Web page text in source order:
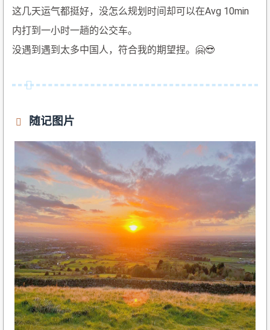
这几天运气都挺好，没怎么规划时间却可以在Avg 10min
内打到一小时一趟的公交车。
没遇到遇到太多中国人，符合我的期望捏。🤗😎
随记图片